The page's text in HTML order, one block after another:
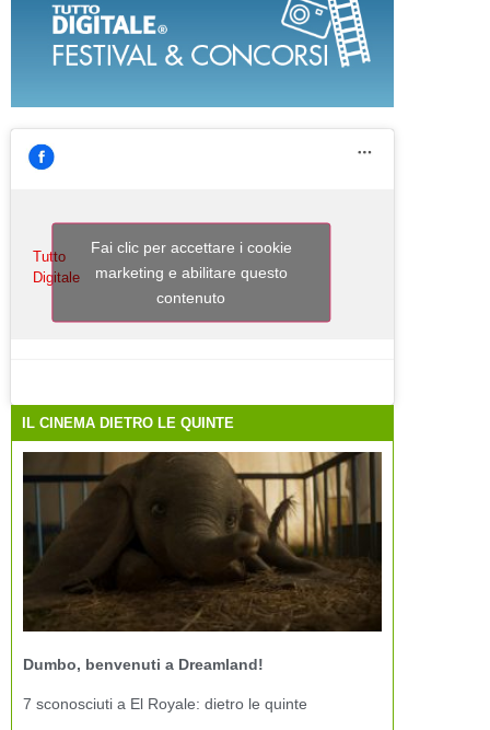
Tutto
Digitale
Fai clic per accettare i cookie
marketing e abilitare questo
contenuto
IL CINEMA DIETRO LE QUINTE
Dumbo, benvenuti a Dreamland!
7 sconosciuti a El Royale: dietro le quinte